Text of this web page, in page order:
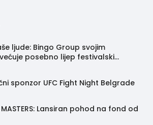
ljude: Bingo Group svojim
posebno lijep festivalski
sponzor UFC Fight Night Belgrade
MASTERS: Lansiran pohod na fond od